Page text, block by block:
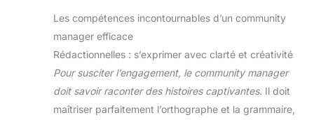
Les compétences incontournables d’un community
manager efficace
Rédactionnelles : s’exprimer avec clarté et créativité
Pour susciter l’engagement, le community manager
doit savoir raconter des histoires captivantes. Il doit
maîtriser parfaitement l’orthographe et la grammaire,